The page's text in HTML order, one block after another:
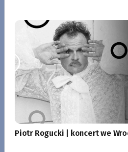
Piotr Rogucki | koncert we